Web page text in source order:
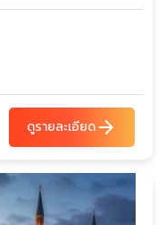
ดูรายละเอียดarrow_forward